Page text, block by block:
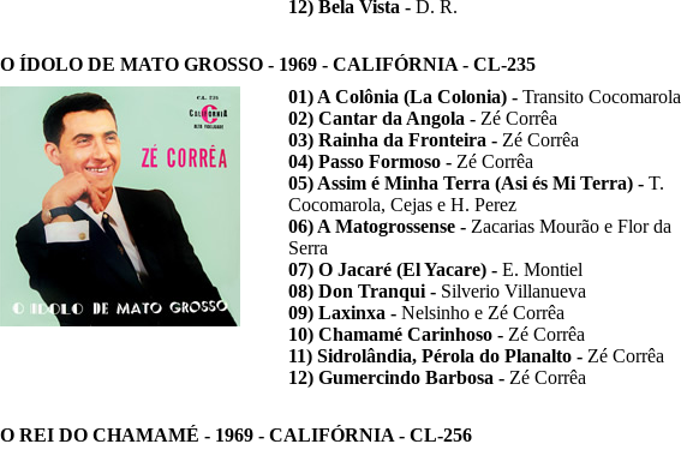
12) Bela Vista - D. R.
O ÍDOLO DE MATO GROSSO - 1969 - CALIFÓRNIA - CL-235
01) A Colônia (La Colonia) - Transito Cocomarola
02) Cantar da Angola - Zé Corrêa
03) Rainha da Fronteira - Zé Corrêa
04) Passo Formoso - Zé Corrêa
05) Assim é Minha Terra (Asi és Mi Terra) - T.
Cocomarola, Cejas e H. Perez
06) A Matogrossense - Zacarias Mourão e Flor da
Serra
07) O Jacaré (El Yacare) - E. Montiel
08) Don Tranqui - Silverio Villanueva
09) Laxinxa - Nelsinho e Zé Corrêa
10) Chamamé Carinhoso - Zé Corrêa
11) Sidrolândia, Pérola do Planalto - Zé Corrêa
12) Gumercindo Barbosa - Zé Corrêa
O REI DO CHAMAMÉ - 1969 - CALIFÓRNIA - CL-256